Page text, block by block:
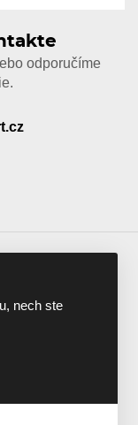
odporučíme
nech ste